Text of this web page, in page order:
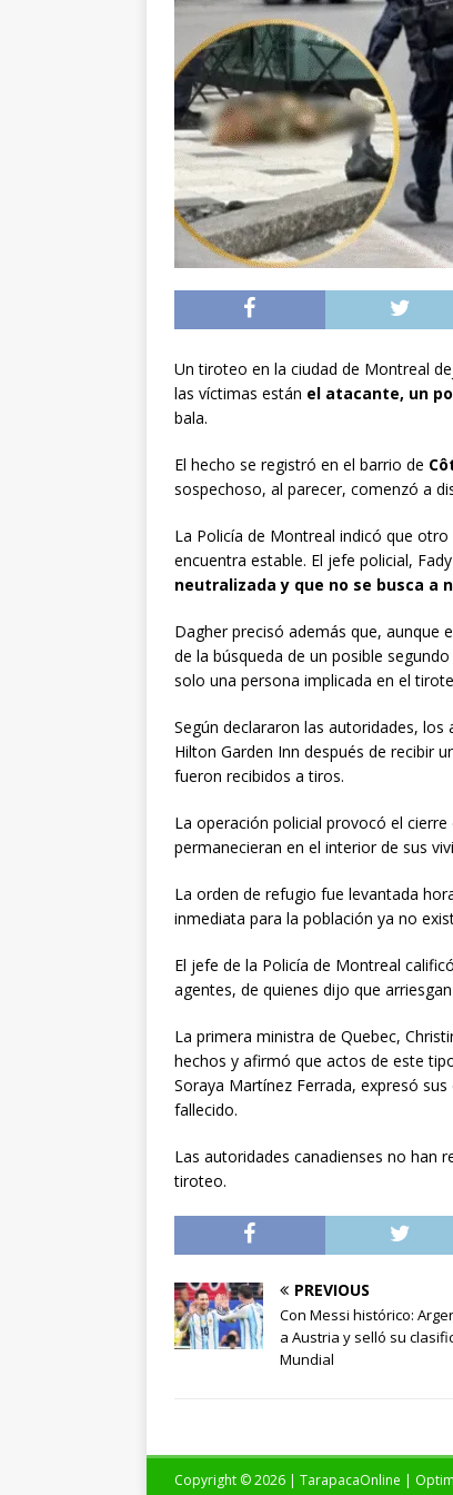
preventiva
[ 06/08/2026 ]
noviembre
[ 07/08/2026 ]
Municipalidad
Un tiroteo en la ciudad de Montreal
las víctimas están el atacante, un
bala.
El hecho se registró en el barrio de
sospechoso, al parecer, comenzó a
La Policía de Montreal indicó que
encuentra estable. El jefe policial,
neutralizada y que no se busca a
Dagher precisó además que, aunque
de la búsqueda de un posible
solo una persona implicada en el
Según declararon las autoridades,
Hilton Garden Inn después de recibir
fueron recibidos a tiros.
La operación policial provocó el
permanecieran en el interior de sus
La orden de refugio fue levantada
inmediata para la población ya no
El jefe de la Policía de Montreal
agentes, de quienes dijo que
La primera ministra de Quebec,
hechos y afirmó que actos de este
Soraya Martínez Ferrada, expresó
fallecido.
Las autoridades canadienses no han
tiroteo.
PREVIOUS
Con Messi histórico:
a Austria y selló su
Mundial
Copyright © 2026 | TarapacaOnline |